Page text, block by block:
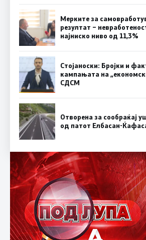
Мерките за
резултат –
најниско ниво од 11,3%
Стојаноски: Бројки и
кампањата на
СДСM
Отворена за сообраќај
од патот Елбасан-